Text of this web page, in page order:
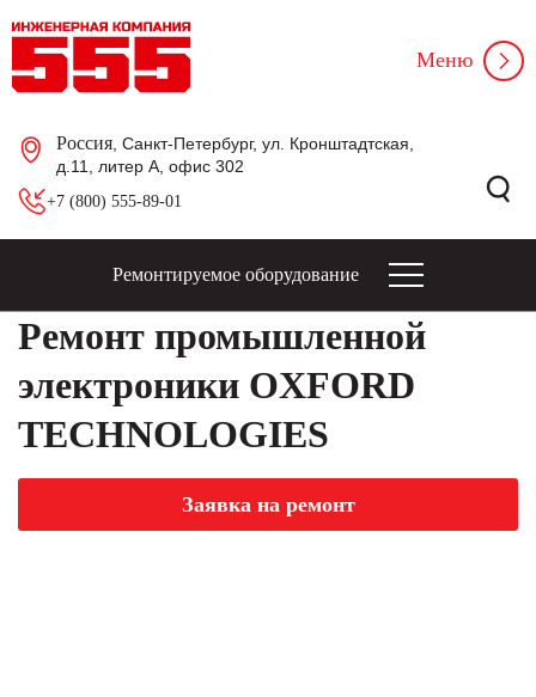
Россия , Санкт-Петербург, ул. Кронштадтская,
д.11, литер А, офис 302
+7 (800) 555-89-01
Меню
Ремонтируемое оборудование
Ремонт промышленной
электроники OXFORD
TECHNOLOGIES
Заявка на ремонт